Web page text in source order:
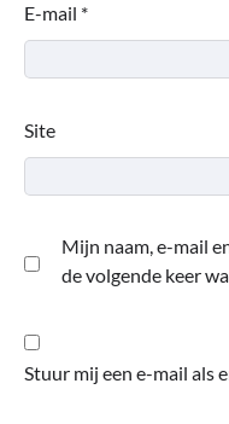
E-mail *
Site
Mijn naam, e-mail
de volgende keer
Stuur mij een e-mail als